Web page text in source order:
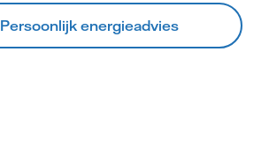
Persoonlijk energieadvies